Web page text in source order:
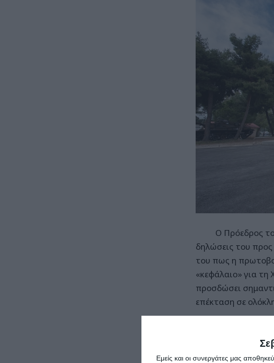
Εμείς και οι συνεργάτες μας
Ο Πρόεδρος του
δηλώσεις του
του πως η
«κεφάλαιο» για τη
προσδώσει
επέκταση σε
Παράλληλα, ο κ.
αποτελέσει
μικρούς και